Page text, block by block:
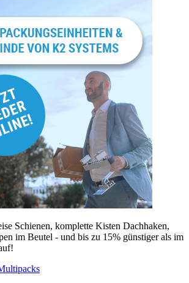
Schienen, komplette Kisten Dachhaken,
im Beutel - und bis zu 15% günstiger als im